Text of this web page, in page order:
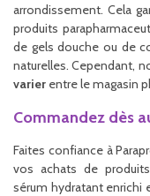
arrondissement. Cela
produits
de gels douche ou de
naturelles. Cependant,
varier entre le magasin
Commandez dès
Faites confiance à
vos achats de produits
sérum hydratant enrichi